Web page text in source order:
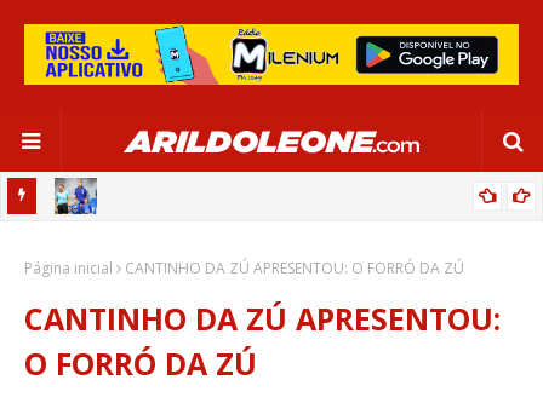
SALVADOR
Página inicial CANTINHO DA ZÚ APRESENTOU: O FORRÓ DA ZÚ
CANTINHO DA ZÚ APRESENTOU:
O FORRÓ DA ZÚ